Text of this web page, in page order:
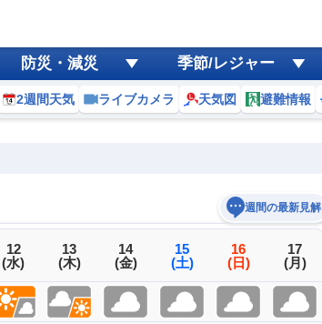
防災・減災 季節/レジャー
2週間天気 ライブカメラ 天気図 避難情報
週間の最新見解
12
(水)
13
(木)
14
(金)
15
(土)
16
(日)
17
(月)